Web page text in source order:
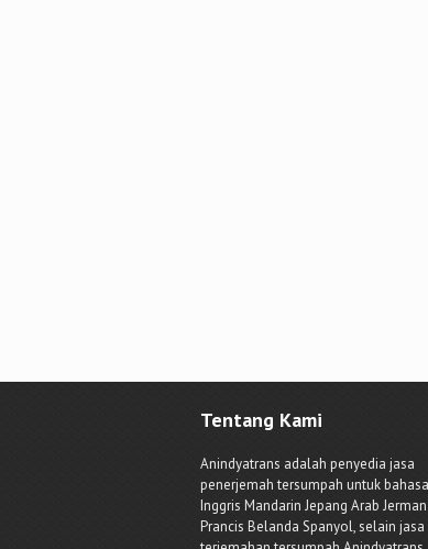
Tentang Kami
Anindyatrans adalah penyedia jasa
penerjemah tersumpah untuk bahasa
Inggris Mandarin Jepang Arab Jerman
Prancis Belanda Spanyol, selain jasa